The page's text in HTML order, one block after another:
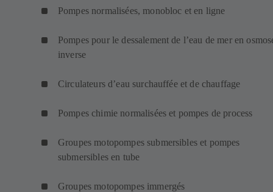
Pompes normalisées, monobloc et en ligne
Pompes pour le dessalement de l’eau de mer en
inverse
Circulateurs d’eau surchauffée et de chauffage
Pompes chimie normalisées et pompes de process
Groupes motopompes submersibles et pompes
submersibles en tube
Groupes motopompes immergés